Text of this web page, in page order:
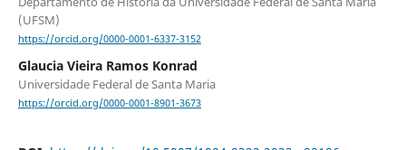
(UFSM)
https://orcid.org/0000-0001-6337-3152
Glaucia Vieira Ramos Konrad
Universidade Federal de Santa Maria
https://orcid.org/0000-0001-8901-3673